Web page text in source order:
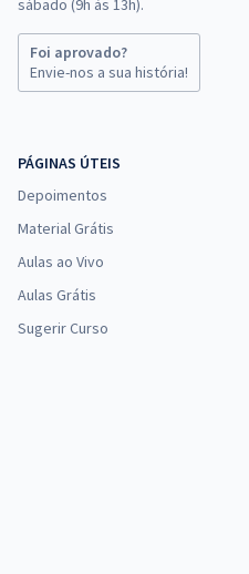
sábado (9h às 13h).
Foi aprovado?
Envie-nos a sua história!
PÁGINAS ÚTEIS
Depoimentos
Material Grátis
Aulas ao Vivo
Aulas Grátis
Sugerir Curso